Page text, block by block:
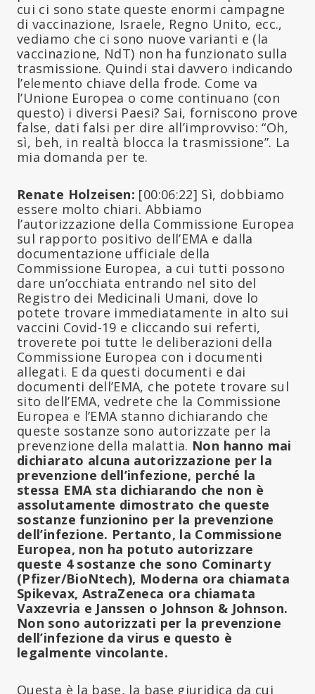
cui ci sono state queste enormi campagne
di vaccinazione, Israele, Regno Unito, ecc.,
vediamo che ci sono nuove varianti e (la
vaccinazione, NdT) non ha funzionato sulla
trasmissione. Quindi stai davvero indicando
l’elemento chiave della frode. Come va
l’Unione Europea o come continuano (con
questo) i diversi Paesi? Sai, forniscono prove
false, dati falsi per dire all’improvviso: “Oh,
sì, beh, in realtà blocca la trasmissione”. La
mia domanda per te.
Renate Holzeisen: [00:06:22] Sì, dobbiamo
essere molto chiari. Abbiamo
l’autorizzazione della Commissione Europea
sul rapporto positivo dell’EMA e dalla
documentazione ufficiale della
Commissione Europea, a cui tutti possono
dare un’occhiata entrando nel sito del
Registro dei Medicinali Umani, dove lo
potete trovare immediatamente in alto sui
vaccini Covid-19 e cliccando sui referti,
troverete poi tutte le deliberazioni della
Commissione Europea con i documenti
allegati. E da questi documenti e dai
documenti dell’EMA, che potete trovare sul
sito dell’EMA, vedrete che la Commissione
Europea e l’EMA stanno dichiarando che
queste sostanze sono autorizzate per la
prevenzione della malattia. Non hanno mai
dichiarato alcuna autorizzazione per la
prevenzione dell’infezione, perché la
stessa EMA sta dichiarando che non è
assolutamente dimostrato che queste
sostanze funzionino per la prevenzione
dell’infezione. Pertanto, la Commissione
Europea, non ha potuto autorizzare
queste 4 sostanze che sono Cominarty
(Pfizer/BioNtech), Moderna ora chiamata
Spikevax, AstraZeneca ora chiamata
Vaxzevria e Janssen o Johnson & Johnson.
Non sono autorizzati per la prevenzione
dell’infezione da virus e questo è
legalmente vincolante.
Questa è la base, la base giuridica da cui